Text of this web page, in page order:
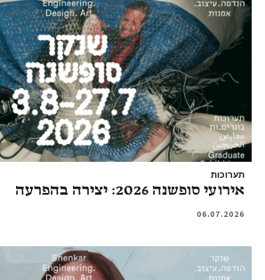
תערוכות
אירועי סופשנה 2026: יצירה בהפרעה
06.07.2026